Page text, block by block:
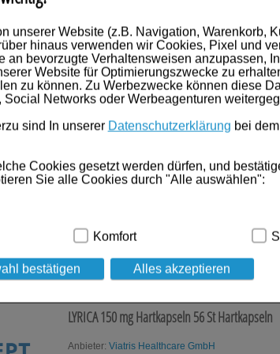
unserer Website (z.B. Navigation, Warenkorb,
hinaus verwenden wir Cookies, Pixel und
an bevorzugte Verhaltensweisen anzupassen,
Website für Optimierungszwecke zu
zu können. Zu Werbezwecke können diese
Networks oder Werbeagenturen
sind In unserer Datenschutzerklärung bei
Cookies gesetzt werden dürfen, und
Sie alle Cookies durch "Alle auswählen":
es sich um Cookies, die für die
Warenkorb, Kundenkonto), weshalb auf
des Besuchers oder unsere Seite an
anzupassen. Komfort-Cookies
anzuzeigen und unser Partnerprogramm zu
Komfort
bestätigen Alles akzeptieren
Einheit: 100St
Darreichungsform: Hartkapseln
PZN: 03389406
Lieferzeit 2-5 Werktage
Details
Anbieter: Viatris Healthcare GmbH
Lieferzeit 2-5 Werktage
Details
LYRICA 150 mg Hartkapseln 56 StHartkapseln
Anbieter: Viatris Healthcare GmbH